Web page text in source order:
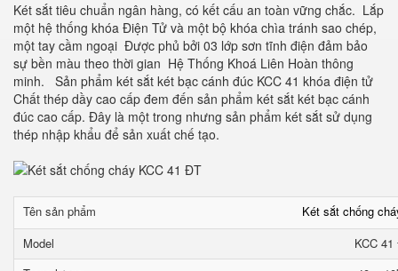
Két sắt tiêu chuẩn ngân hàng, có kết cấu an toàn vững chắc. Lắp
một hệ thống khóa Điện Tử và một bộ khóa chìa tránh sao chép,
một tay cầm ngoại Được phủ bởi 03 lớp sơn tĩnh điện đảm bảo
sự bền màu theo thời gian Hệ Thống Khoá Liên Hoàn thông
minh. Sản phẩm két sắt két bạc cánh đúc KCC 41 khóa điện tử
Chất thép dầy cao cấp đem đến sản phẩm két sắt két bạc cánh
đúc cao cấp. Đây là một trong nhưng sản phẩm két sắt sử dụng
thép nhập khẩu để sản xuất chế tạo.
Tên sản phẩm
Két sắt chống
Model
KCC